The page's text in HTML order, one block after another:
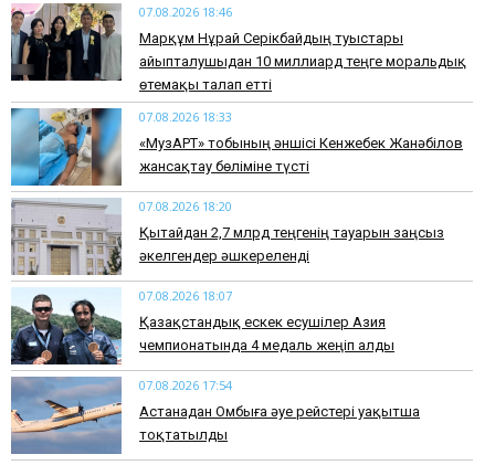
07.08.2026 18:46
Марқұм Нұрай Серікбайдың туыстары
айыпталушыдан 10 миллиард теңге моральдық
өтемақы талап етті
07.08.2026 18:33
«МузАРТ» тобының әншісі Кенжебек Жанәбілов
жансақтау бөліміне түсті
07.08.2026 18:20
Қытайдан 2,7 млрд теңгенің тауарын заңсыз
әкелгендер әшкереленді
07.08.2026 18:07
Қазақстандық ескек есушілер Азия
чемпионатында 4 медаль жеңіп алды
07.08.2026 17:54
Астанадан Омбыға әуе рейстері уақытша
тоқтатылды